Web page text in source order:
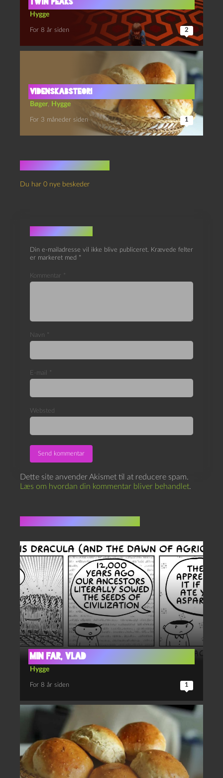
Twin Peaks
Hygge
For 8 år siden 2
Videnskabsteori
Bøger, Hygge
For 3 måneder siden 1
Du har 0 nye beskeder
Skriv et svar
Din e-mailadresse vil ikke blive publiceret. Krævede felter
er markeret med *
Kommentar *
Navn *
E-mail *
Websted
Dette site anvender Akismet til at reducere spam.
Læs om hvordan din kommentar bliver behandlet.
Min far, Vlad
Hygge
For 8 år siden 1